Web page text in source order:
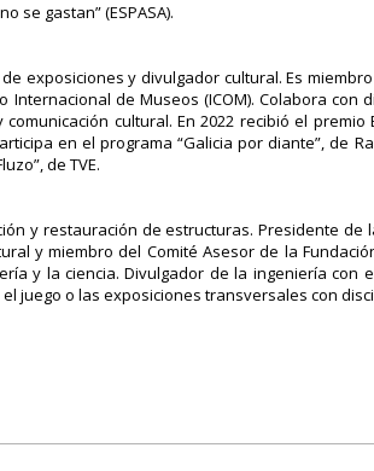
se gastan” (ESPASA).
exposiciones y divulgador cultural. Es
Internacional de Museos (ICOM). Colabora
cultural. En 2022 recibió el premio
en el programa “Galicia por diante”, de
de TVE.
y restauración de estructuras. Presidente de
y miembro del Comité Asesor de la
y la ciencia. Divulgador de la ingeniería con
juego o las exposiciones transversales con